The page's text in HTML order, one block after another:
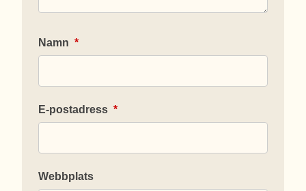
Namn *
E-postadress *
Webbplats